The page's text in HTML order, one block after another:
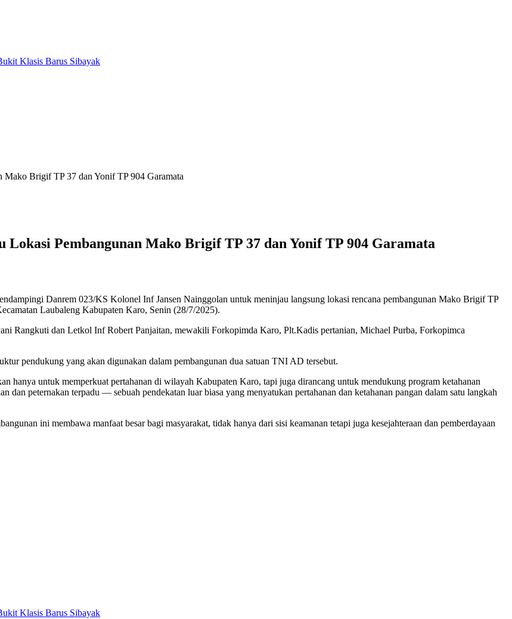
Klasis Barus Sibayak
Brigif TP 37 dan Yonif TP 904 Garamata
Pembangunan Mako Brigif TP 37 dan Yonif TP 904 Garamata
Danrem 023/KS Kolonel Inf Jansen Nainggolan untuk meninjau langsung lokasi rencana pembangunan Mako Brigif TP
Laubaleng Kabupaten Karo, Senin (28/7/2025).
Rangkuti dan Letkol Inf Robert Panjaitan, mewakili Forkopimda Karo, Plt.Kadis pertanian, Michael Purba, Forkopimca
pendukung yang akan digunakan dalam pembangunan dua satuan TNI AD tersebut.
hanya untuk memperkuat pertahanan di wilayah Kabupaten Karo, tapi juga dirancang untuk mendukung program ketahanan
peternakan terpadu — sebuah pendekatan luar biasa yang menyatukan pertahanan dan ketahanan pangan dalam satu langkah
ini membawa manfaat besar bagi masyarakat, tidak hanya dari sisi keamanan tetapi juga kesejahteraan dan pemberdayaan
Klasis Barus Sibayak